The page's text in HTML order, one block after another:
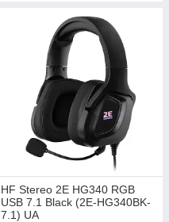
HF Stereo 2E HG340 RGB
USB 7.1 Black (2E-HG340BK-
7.1) UA